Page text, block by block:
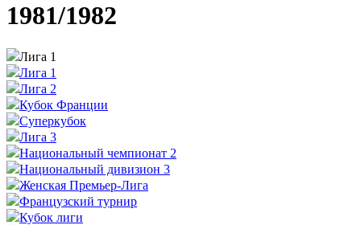
1981/1982
Лига 1
Лига 1
Лига 2
Кубок Франции
Суперкубок
Лига 3
Национальный чемпионат 2
Национальный дивизион 3
Женская Премьер-Лига
Французский турнир
Кубок лиги